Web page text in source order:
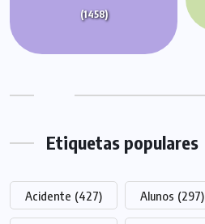
(1458)
Etiquetas populares
Acidente (427) Alunos (297)